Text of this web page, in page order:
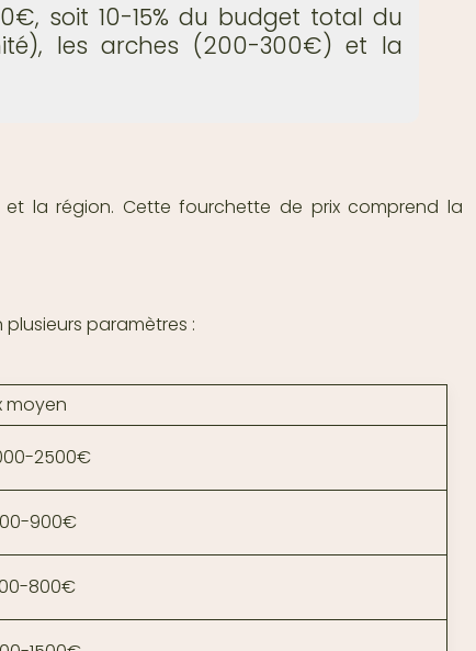
soit 10-15% du budget total du
les arches (200-300€) et la
et la région. Cette fourchette de prix comprend la
paramètres :
moyen
2500€
900€
800€